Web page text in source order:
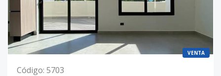
VENTA
Código: 5703